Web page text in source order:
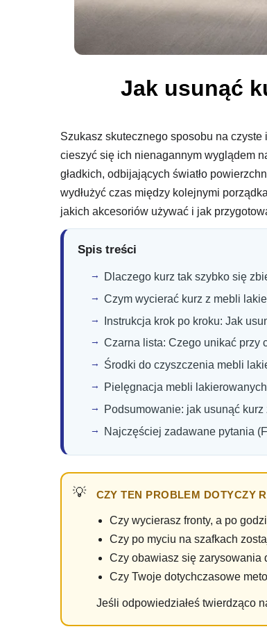
Jak usunąć
Szukasz skutecznego sposobu na
cieszyć się ich nienagannym wyglądem
gładkich, odbijających światło
wydłużyć czas między kolejnymi
jakich akcesoriów używać i jak
Spis treści
Dlaczego kurz tak szybko się
Czym wycierać kurz z mebli
Instrukcja krok po kroku: Jak
Czarna lista: Czego unikać przy
Środki do czyszczenia mebli
Pielęgnacja mebli
Podsumowanie: jak usunąć
Najczęściej zadawane pytania
CZY TEN PROBLEM DOTYCZY
Czy wycierasz fronty, a po
Czy po myciu na szafkach
Czy obawiasz się zarysowania
Czy Twoje dotychczasowe
Jeśli odpowiedziałeś twierdząco